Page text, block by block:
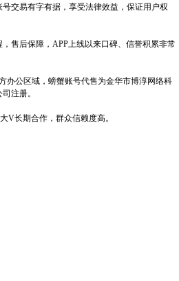
交易有字有据，享受法律效益，保证用户权
售后保障，APP上线以来口碑、信誉积累非常
办公区域，螃蟹账号代售为金华市博淳网络科
注册。
V长期合作，群众信赖度高。